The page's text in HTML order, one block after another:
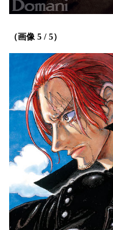
（画像 5 / 5）